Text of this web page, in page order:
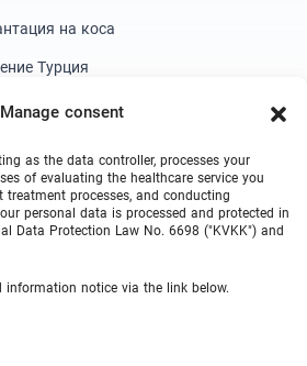
Manage consent
as the data controller, processes your
of evaluating the healthcare service you
treatment processes, and conducting
personal data is processed and protected in
Data Protection Law No. 6698 ("KVKK") and
information notice via the link below.
на коса
Турция